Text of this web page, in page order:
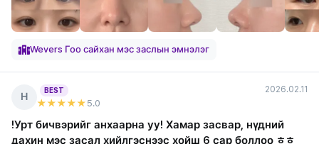
Wevers Гоо сайхан мэс заслын эмнэлэг
Н
BEST
★★★★★ 5.0
2026.02.11
!Урт бичвэрийг анхаарна уу! Хамар засвар, нүдний
дахин мэс засал хийлгэснээс хойш 6 сар боллоо ㅎㅎ